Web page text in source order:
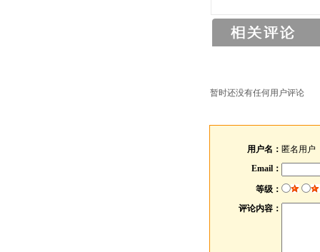
暂时还没有任何用户评论
用户名： 匿名用户
Email：
等级：
评论内容：